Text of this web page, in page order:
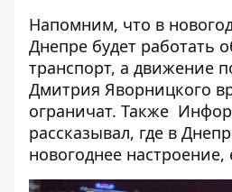
Напомним, что в
Днепре будет работать
транспорт, а движение
Дмитрия Яворницкого
ограничат. Также
рассказывал, где в
новогоднее настроение,